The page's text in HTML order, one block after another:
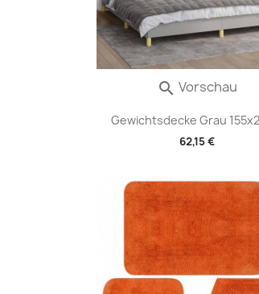
Gewichtsdecke Grau
62,15 €
 Vorschau